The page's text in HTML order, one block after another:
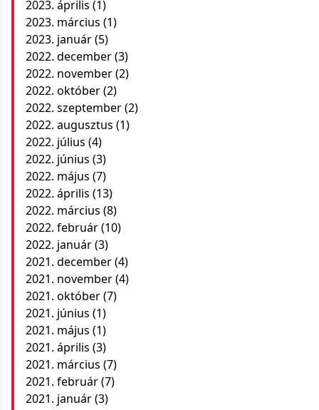
2023. április (1)
2023. március (1)
2023. január(5)
2022. december(3)
2022. november(2)
2022. október(2)
2022. szeptember(2)
2022. augusztus (1)
2022. július (4)
2022. június (3)
2022. május (7)
2022. április (13)
2022. március (8)
2022. február(10)
2022. január(3)
2021. december(4)
2021. november(4)
2021. október(7)
2021. június (1)
2021. május (1)
2021. április (3)
2021. március (7)
2021. február(7)
2021. január(3)